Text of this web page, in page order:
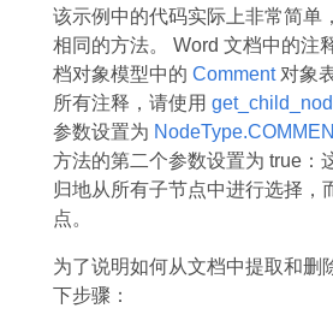
该示例中的代码实际上非常简单
相同的方法。 Word 文档中的注
档对象模型中的 Comment对象
所有注释，请使用
参数设置为
方法的第二个参数设置为 true：
归地从所有子节点中进行选择，
点。
为了说明如何从文档中提取和删
下步骤：